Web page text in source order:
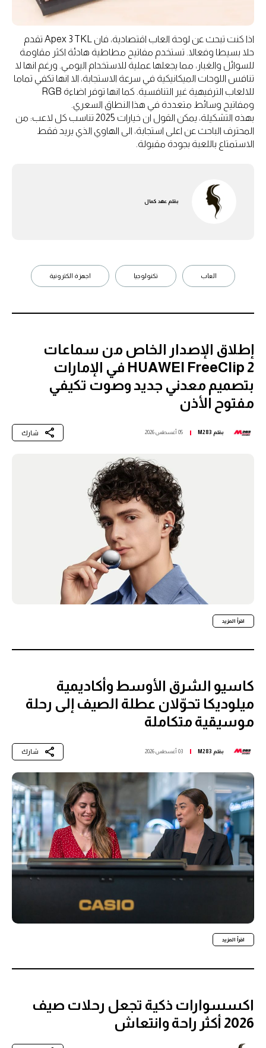
اذا كنت تبحث عن لوحة العاب اقتصادية، فان Apex 3 TKL تقدم
حلا بسيطا وفعالا. تستخدم مفاتيح مطاطية هادئة اكثر مقاومة
للسوائل والغبار، مما يجعلها عملية للاستخدام اليومي. ورغم انها لا
تنافس اللوحات الميكانيكية في سرعة الاستجابة، الا انها تكفي تماما
للالعاب الترفيهية غير التنافسية. كما انها توفر اضاءة RGB
ومفاتيح وسائط متعددة في هذا النطاق السعري.
بهذه التشكيلة، يمكن القول ان خيارات 2025 تناسب كل لاعب: من
المحترف الباحث عن اعلى استجابة، الى الهاوي الذي يريد فقط
الاستمتاع باللعبة بجودة مقبولة.
بقلمعهد كمال
العاب تكنولوجيا اجهزة الكترونية
إطلاق الإصدار الخاص من سماعات
HUAWEI FreeClip 2 في الإمارات
بتصميم معدني جديد وصوت تكيفي
مفتوح الأذن
بقلم M283 05 أغسطس 2026 شارك
اقرأ المزيد
كاسيو الشرق الأوسط وأكاديمية
ميلوديكا تحوّلان عطلة الصيف إلى رحلة
موسيقية متكاملة
بقلم M283 03 أغسطس 2026 شارك
اقرأ المزيد
اكسسوارات ذكية تجعل رحلات صيف
2026 أكثر راحة وانتعاش